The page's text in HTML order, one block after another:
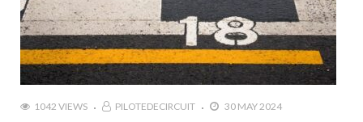
1042 VIEWS PILOTEDECIRCUIT 30 MAY 2024